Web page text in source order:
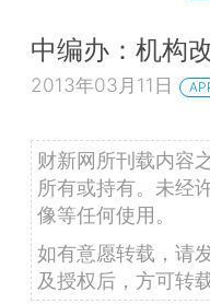
中编办：机构
2013年03月11日
财新网所刊载内容
所有或持有。未经
像等任何使用。
如有意愿转载，请
及授权后，方可转载